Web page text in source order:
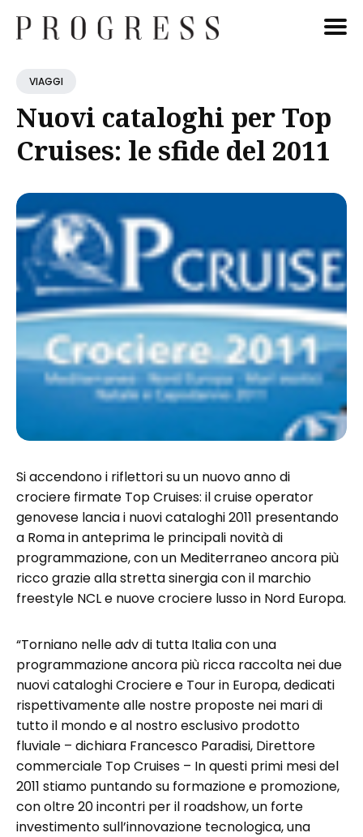
Cerca
VIAGGI
Nuovi cataloghi per Top
Cruises: le sfide del 2011
Si accendono i riflettori su un nuovo anno di
crociere firmate Top Cruises: il cruise operator
genovese lancia i nuovi cataloghi 2011 presentando
a Roma in anteprima le principali novità di
programmazione, con un Mediterraneo ancora più
ricco grazie alla stretta sinergia con il marchio
freestyle NCL e nuove crociere lusso in Nord Europa.
“Torniano nelle adv di tutta Italia con una
programmazione ancora più ricca raccolta nei due
nuovi cataloghi Crociere e Tour in Europa, dedicati
rispettivamente alle nostre proposte nei mari di
tutto il mondo e al nostro esclusivo prodotto
fluviale – dichiara Francesco Paradisi, Direttore
commerciale Top Cruises – In questi primi mesi del
2011 stiamo puntando su formazione e promozione,
con oltre 20 incontri per il roadshow, un forte
investimento sull’innovazione tecnologica, una